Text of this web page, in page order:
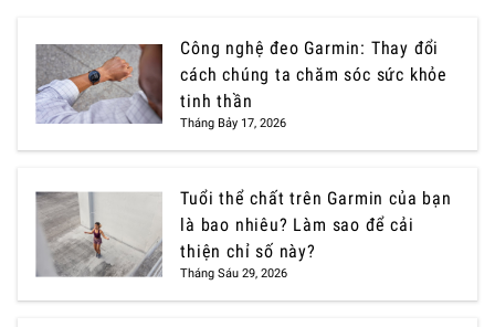
Công nghệ đeo Garmin: Thay đổi
cách chúng ta chăm sóc sức khỏe
tinh thần
Tháng Bảy 17, 2026
Tuổi thể chất trên Garmin của bạn
là bao nhiêu? Làm sao để cải
thiện chỉ số này?
Tháng Sáu 29, 2026